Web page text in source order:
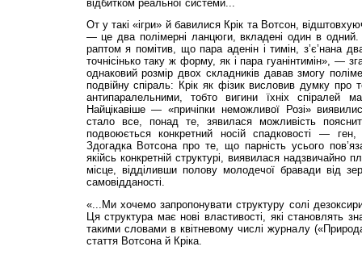
відбитком реальної системи...
От у такі «ігри» й бавилися Крік та Вотсон,
— це два полімерні ланцюги, вкладені один в одний.
раптом я помітив, що пара аденін і тимін, з’є’нана
точнісінько таку ж форму, як і пара гуанінтимін», —
однаковий розмір двох складників давав змогу
подвійну спіраль: Крік як фізик висловив думку
антипаралельними, тобто вигини їхніх спіралей
Найцікавіше — «причіпки неможливої Розі»
стало все, понад те, зявилася можливість
подвоюється конкретний носій спадковості —
Здогадка Вотсона про те, що парність усього
якійсь конкретній структурі, виявилася надзвичайно
місце, відділивши полову молодечої бравади від
самовідданості.
«...Ми хочемо запропонувати структуру солі
Ця структура має нові властивості, які становлять
такими словами в квітневому числі журналу
стаття Вотсона й Кріка.